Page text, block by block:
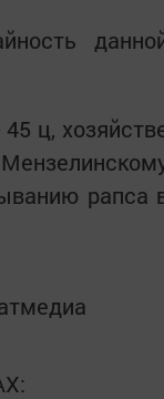
ц,
рапса